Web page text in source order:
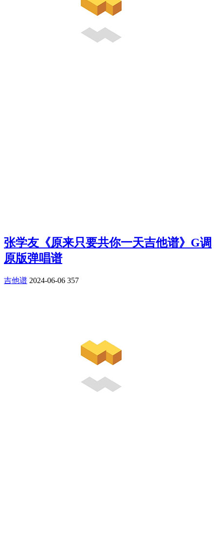
张学友《原来只要共你一天吉他谱》G调
原版弹唱谱
吉他谱 2024-06-06 357